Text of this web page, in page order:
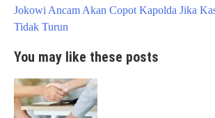
Jokowi Ancam Akan Copot Kapolda Jika
Tidak Turun
You may like these posts